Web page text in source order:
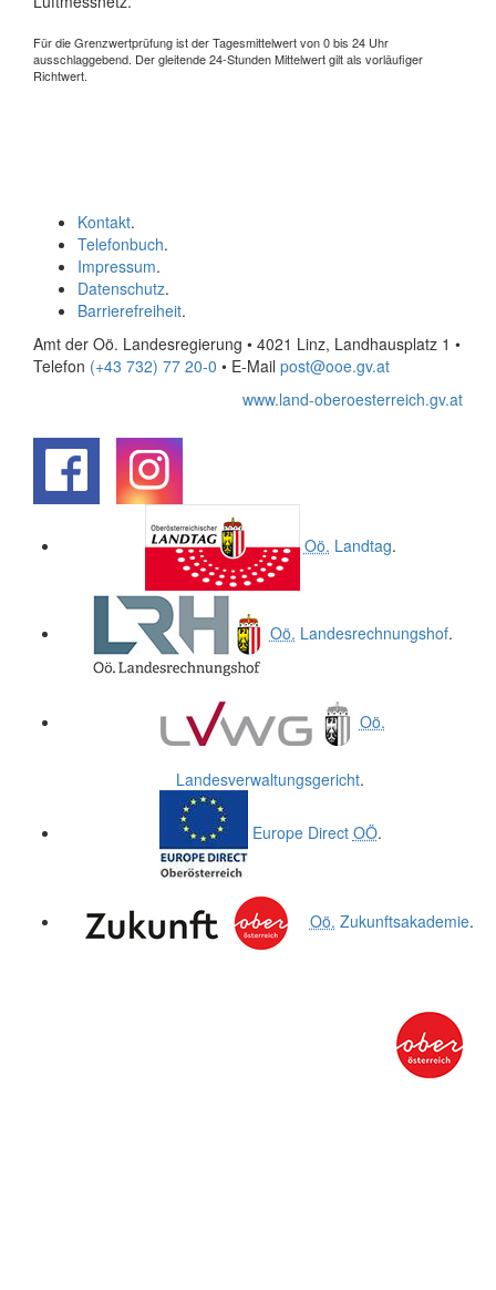
Für die Grenzwertprüfung ist der Tagesmittelwert von 0 bis 24 Uhr
ausschlaggebend. Der gleitende 24-Stunden Mittelwert gilt als vorläufiger
Richtwert.
Kontakt.
Telefonbuch.
Impressum.
Datenschutz.
Barrierefreiheit.
Amt der Oö. Landesregierung • 4021 Linz, Landhausplatz 1 •
Telefon (+43 732) 77 20-0 • E-Mail post@ooe.gv.at
www.land-oberoesterreich.gv.at
Oö. Landtag.
Oö. Landesrechnungshof.
Oö.
Landesverwaltungsgericht.
Europe Direct OÖ.
Oö. Zukunftsakademie.